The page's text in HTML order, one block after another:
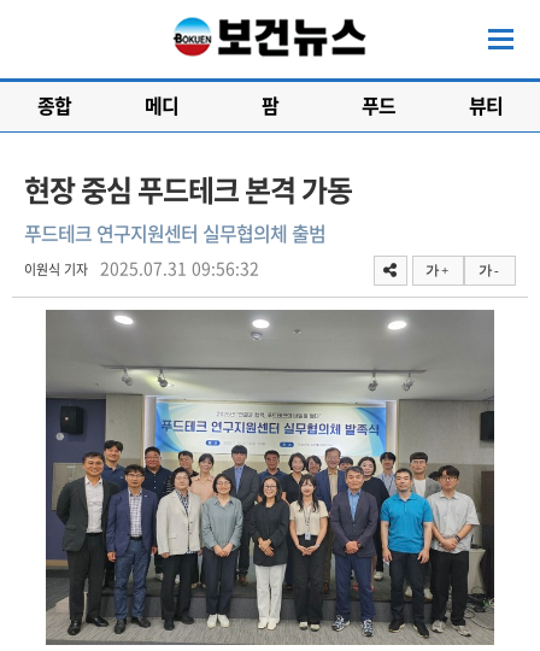
종합 메디 팜 푸드 뷰티
현장 중심 푸드테크 본격 가동
푸드테크 연구지원센터 실무협의체 출범
이원식 기자 2025.07.31 09:56:32 가 + 가 -